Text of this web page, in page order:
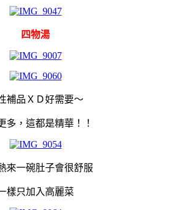
四物湯
補品ＸＤ好需要～
多，這都是精華！！
來一碗肚子會很舒服
樣只加入高麗菜